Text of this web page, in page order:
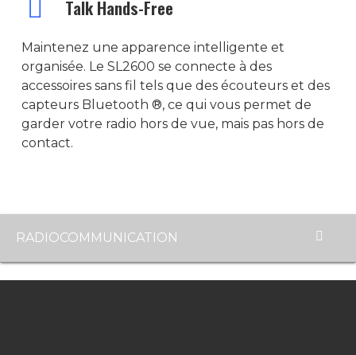
Talk Hands-Free
Maintenez une apparence intelligente et
organisée. Le SL2600 se connecte à des
accessoires sans fil tels que des écouteurs et des
capteurs Bluetooth ®, ce qui vous permet de
garder votre radio hors de vue, mais pas hors de
contact.
RADIOCOMMUNICATION
SLR-5500
SLR-8000